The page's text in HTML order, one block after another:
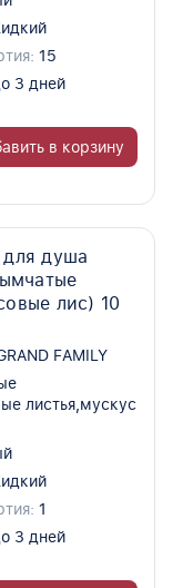
15
3 дней
в корзину
душа
лис) 10
FAMILY
листья,мускус
1
3 дней